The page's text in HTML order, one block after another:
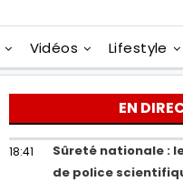
Vidéos Lifestyle
EN
18:41
Sûreté nationale :
de police